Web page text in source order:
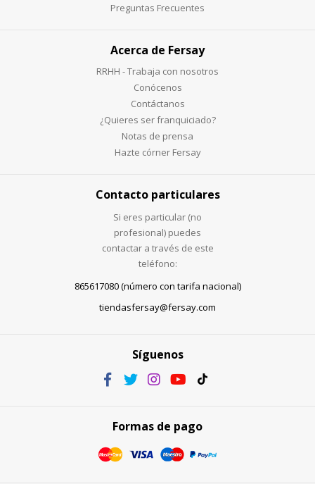
Preguntas Frecuentes
Acerca de Fersay
RRHH - Trabaja con nosotros
Conócenos
Contáctanos
¿Quieres ser franquiciado?
Notas de prensa
Hazte córner Fersay
Contacto particulares
Si eres particular (no
profesional) puedes
contactar a través de este
teléfono:
865617080 (número con tarifa nacional)
tiendasfersay@fersay.com
Síguenos
Formas de pago